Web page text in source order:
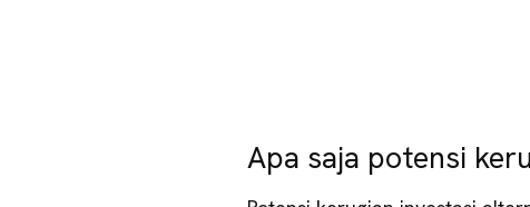
Apa saja potensi